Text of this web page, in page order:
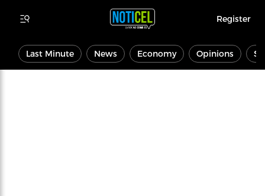
Register
Last Minute News Economy Opinions